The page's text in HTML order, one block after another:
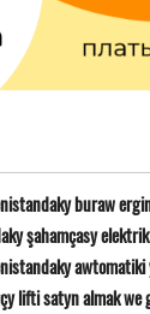
buraw
şahamçasy
lifti satyn almak